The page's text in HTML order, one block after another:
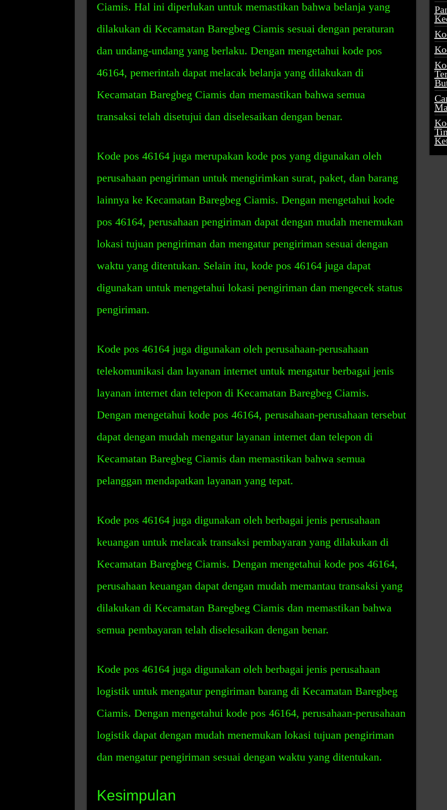
Ciamis. Hal ini diperlukan untuk memastikan bahwa belanja yang
dilakukan di Kecamatan Baregbeg Ciamis sesuai dengan peraturan
dan undang-undang yang berlaku. Dengan mengetahui kode pos
46164, pemerintah dapat melacak belanja yang dilakukan di
Kecamatan Baregbeg Ciamis dan memastikan bahwa semua
transaksi telah disetujui dan diselesaikan dengan benar.
Kode pos 46164 juga merupakan kode pos yang digunakan oleh
perusahaan pengiriman untuk mengirimkan surat, paket, dan barang
lainnya ke Kecamatan Baregbeg Ciamis. Dengan mengetahui kode
pos 46164, perusahaan pengiriman dapat dengan mudah menemukan
lokasi tujuan pengiriman dan mengatur pengiriman sesuai dengan
waktu yang ditentukan. Selain itu, kode pos 46164 juga dapat
digunakan untuk mengetahui lokasi pengiriman dan mengecek status
pengiriman.
Kode pos 46164 juga digunakan oleh perusahaan-perusahaan
telekomunikasi dan layanan internet untuk mengatur berbagai jenis
layanan internet dan telepon di Kecamatan Baregbeg Ciamis.
Dengan mengetahui kode pos 46164, perusahaan-perusahaan tersebut
dapat dengan mudah mengatur layanan internet dan telepon di
Kecamatan Baregbeg Ciamis dan memastikan bahwa semua
pelanggan mendapatkan layanan yang tepat.
Kode pos 46164 juga digunakan oleh berbagai jenis perusahaan
keuangan untuk melacak transaksi pembayaran yang dilakukan di
Kecamatan Baregbeg Ciamis. Dengan mengetahui kode pos 46164,
perusahaan keuangan dapat dengan mudah memantau transaksi yang
dilakukan di Kecamatan Baregbeg Ciamis dan memastikan bahwa
semua pembayaran telah diselesaikan dengan benar.
Kode pos 46164 juga digunakan oleh berbagai jenis perusahaan
logistik untuk mengatur pengiriman barang di Kecamatan Baregbeg
Ciamis. Dengan mengetahui kode pos 46164, perusahaan-perusahaan
logistik dapat dengan mudah menemukan lokasi tujuan pengiriman
dan mengatur pengiriman sesuai dengan waktu yang ditentukan.
Kesimpulan